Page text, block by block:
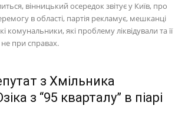
вінницький осередок звітує у Київ, про
в області, партія рекламує, мешканці
комунальники, які проблему ліквідували та її
при справах.
з Хмільника
з “95 кварталу” в піарі